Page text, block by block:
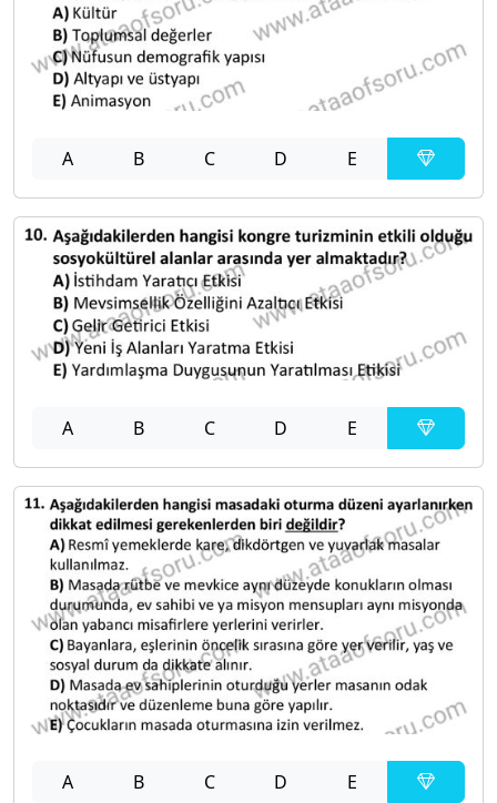
A B C D E
A B C D E
A B C D E